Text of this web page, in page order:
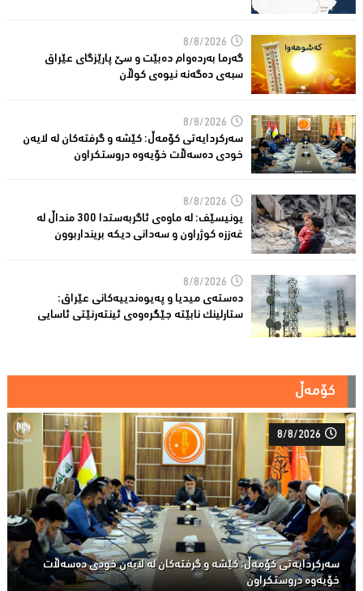
8/8/2026
گەرما بەردەوام دەبێت و سێ پارێزگای عێراق
سبەی دەگەنە نیوەی كوڵان
8/8/2026
سەركردایەتی كۆمەڵ: كێشە و گرفتەكان لە لایەن
خودی دەسەڵات خۆیەوە دروستكراون
8/8/2026
یونیسێف: لە ماوەی ئاگربەستدا 300 منداڵ لە
غەززە كوژراون و سەدانی دیكە برینداربوون
8/8/2026
دەستەی میدیا و پەیوەندییەكانی عێراق:
ستارلینك نابێتە جێگرەوەی ئینتەرنێتی ئاسایی
کۆمەڵ
8/8/2026
سەركردایەتی كۆمەڵ: كێشە و گرفتەكان لە لایەن خودی دەسەڵات
خۆیەوە دروستكراون